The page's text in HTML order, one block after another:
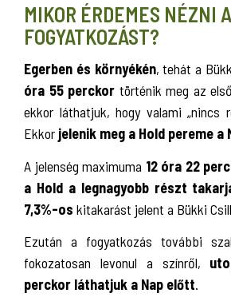
MIKOR ÉRDEMES NÉZNI A
FOGYATKOZÁST?
Egerben és környékén, tehát a
óra 55 perckor történik meg az
ekkor láthatjuk, hogy valami „nincs
Ekkor jelenik meg a Hold pereme
A jelenség maximuma 12 óra 22
a Hold a legnagyobb részt
7,3%-os kitakarást jelent a Bükki
Ezután a fogyatkozás további
fokozatosan levonul a színről,
perckor láthatjuk a Nap előtt.